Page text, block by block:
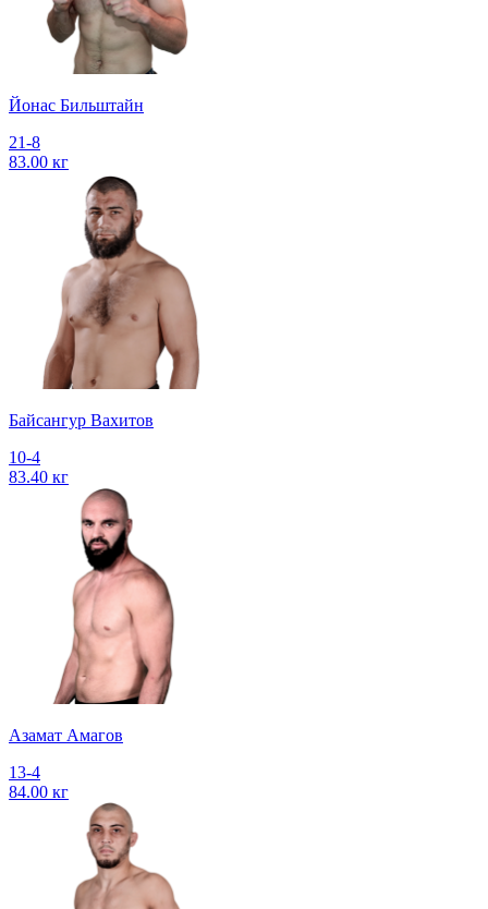
Йонас Бильштайн
21-8
83.00 кг
Байсангур Вахитов
10-4
83.40 кг
Азамат Амагов
13-4
84.00 кг